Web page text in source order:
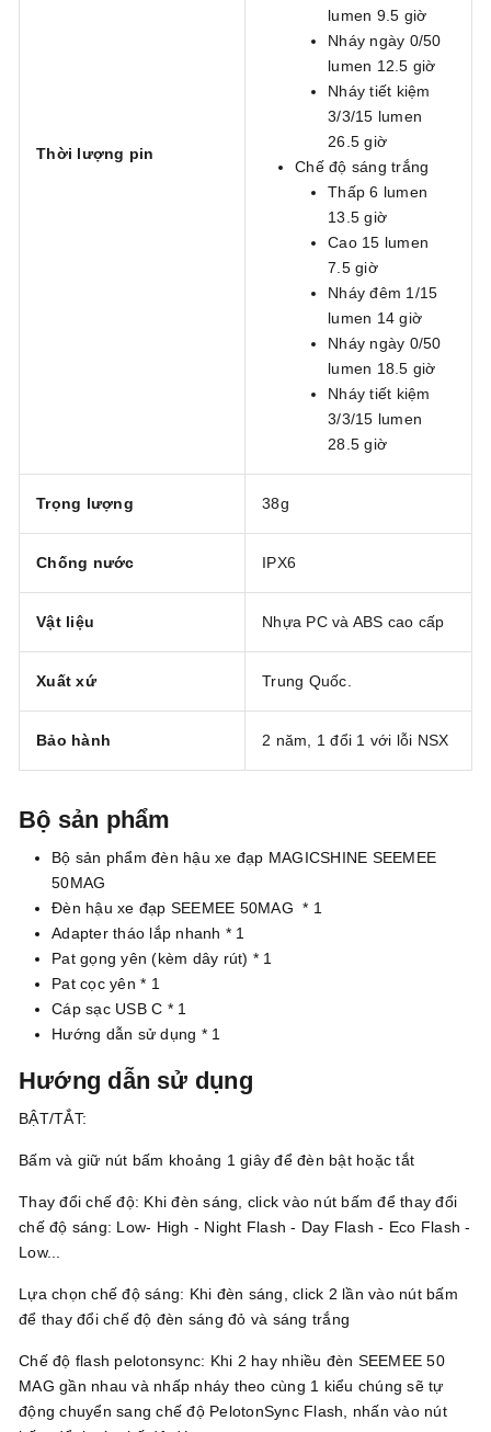
Thời lượng pin
lumen 9.5 giờ
Nháy ngày 0/50
lumen 12.5 giờ
Nháy tiết kiệm
3/3/15 lumen
26.5 giờ
Chế độ sáng trắng
Thấp 6 lumen
13.5 giờ
Cao 15 lumen
7.5 giờ
Nháy đêm 1/15
lumen 14 giờ
Nháy ngày 0/50
lumen 18.5 giờ
Nháy tiết kiệm
3/3/15 lumen
28.5 giờ
Trọng lượng 38g
Chống nước IPX6
Vật liệu Nhựa PC và ABS cao cấp
Xuất xứ Trung Quốc.
Bảo hành 2 năm, 1 đổi 1 với lỗi NSX
Bộ sản phẩm
Bộ sản phẩm đèn hậu xe đạp MAGICSHINE SEEMEE
50MAG
Đèn hậu xe đạp SEEMEE 50MAG * 1
Adapter tháo lắp nhanh * 1
Pat gọng yên (kèm dây rút) * 1
Pat cọc yên * 1
Cáp sạc USB C * 1
Hướng dẫn sử dụng * 1
Hướng dẫn sử dụng
BẬT/TẮT:
Bấm và giữ nút bấm khoảng 1 giây để đèn bật hoặc tắt
Thay đổi chế độ: Khi đèn sáng, click vào nút bấm để thay đổi
chế độ sáng: Low- High - Night Flash - Day Flash - Eco Flash -
Low...
Lựa chọn chế độ sáng: Khi đèn sáng, click 2 lần vào nút bấm
để thay đổi chế độ đèn sáng đỏ và sáng trắng
Chế độ flash pelotonsync: Khi 2 hay nhiều đèn SEEMEE 50
MAG gần nhau và nhấp nháy theo cùng 1 kiểu chúng sẽ tự
động chuyển sang chế độ PelotonSync Flash, nhấn vào nút